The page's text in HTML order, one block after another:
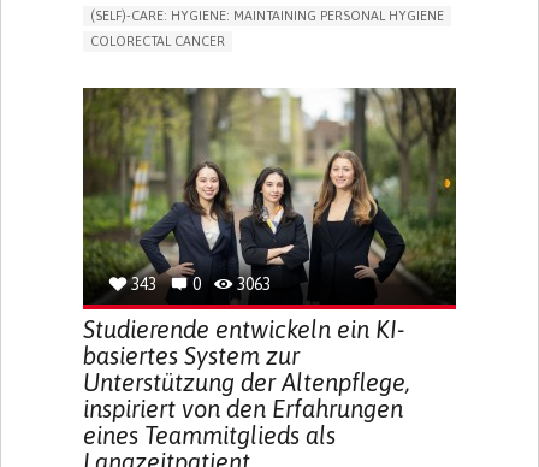
(SELF)-CARE: HYGIENE: MAINTAINING PERSONAL HYGIENE
COLORECTAL CANCER
PROMOTING SELF-MANAGEMENT
GASTROENTEROLOGY
MEDICAL ONCOLOGY
PORTUGAL
343 0 3063
Studierende entwickeln ein KI-
basiertes System zur
Unterstützung der Altenpflege,
inspiriert von den Erfahrungen
eines Teammitglieds als